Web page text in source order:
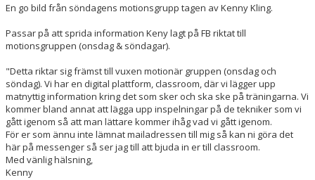
En go bild från söndagens motionsgrupp tagen av Kenny Kling.
Passar på att sprida information Keny lagt på FB riktat till
motionsgruppen (onsdag & söndagar).
"Detta riktar sig främst till vuxen motionär gruppen (onsdag och
söndag). Vi har en digital plattform, classroom, där vi lägger upp
matnyttig information kring det som sker och ska ske på träningarna. Vi
kommer bland annat att lägga upp inspelningar på de tekniker som vi
gått igenom så att man lättare kommer ihåg vad vi gått igenom.
För er som ännu inte lämnat mailadressen till mig så kan ni göra det
här på messenger så ser jag till att bjuda in er till classroom.
Med vänlig hälsning,
Kenny